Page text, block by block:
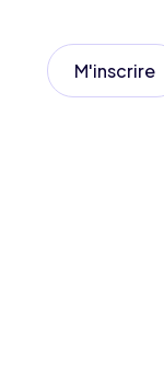
M'inscrire